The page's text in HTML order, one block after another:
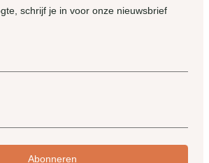
schrijf je in voor onze nieuwsbrief
Abonneren